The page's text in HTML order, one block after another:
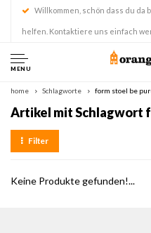
Willkommen, schön dass du
helfen. Kontaktiere uns einfach
MENU
home Schlagworte form stoel be
Artikel mit Schlagwort
Filter
Keine Produkte gefunden!...